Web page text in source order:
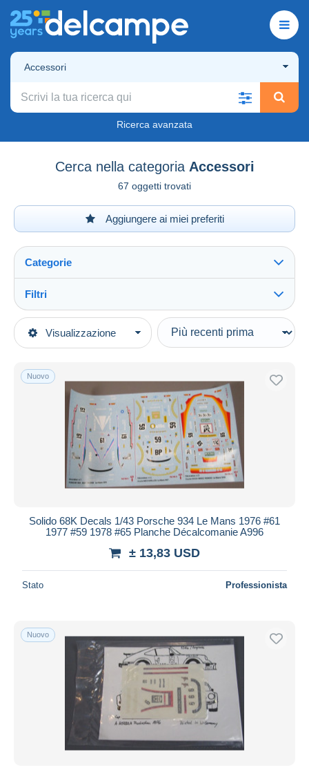
Accessori
Ricerca avanzata
Cerca nella categoria Accessori
67 oggetti trovati
Aggiungere ai miei preferiti
Visualizzazione
Categorie
Categorie principali
Modelli statici
Automobili
Accessori
Filtri
Tipo di vendita
In corso
Asta con offerte
Aste senza offerte
Casa d'aste
Venduti
Tutte le durate
Chiude fra
Prezzo
Spedizione gratuita
Metodi di pagamento
PayPal
Bonifico bancario
Visa
Mastercard
Bancontact
Nuovo
Solido 68K Decals 1/43 Porsche 934 Le Mans 1976 #61
1977 #59 1978 #65 Planche Décalcomanie A996
± 13,83 USD
Stato Professionista
Nuovo